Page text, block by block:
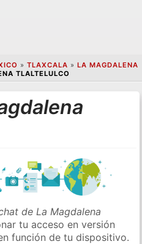
» TLAXCALA » LA MAGDALENA
TLALTELULCO
de La Magdalena
tu acceso en versión
función de tu dispositivo.